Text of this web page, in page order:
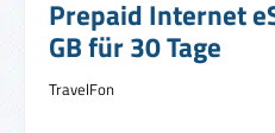
Prepaid Internet
GB für 30 Tage
TravelFon